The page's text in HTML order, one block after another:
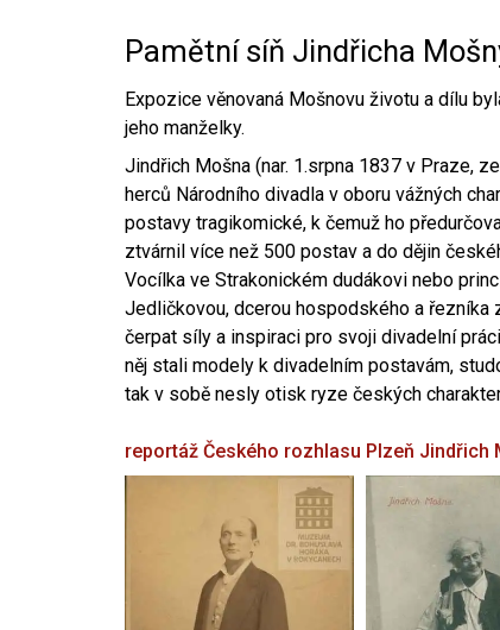
Pamětní síň Jindřicha
Expozice věnovaná Mošnovu životu a dílu
jeho manželky.
Jindřich Mošna (nar. 1.srpna 1837 v Praze,
herců Národního divadla v oboru vážných
postavy tragikomické, k čemuž ho
ztvárnil více než 500 postav a do dějin
Vocílka ve Strakonickém dudákovi nebo
Jedličkovou, dcerou hospodského a řezníka
čerpat síly a inspiraci pro svoji divadelní
něj stali modely k divadelním postavám,
tak v sobě nesly otisk ryze českých
reportáž Českého rozhlasu Plzeň Jindřich